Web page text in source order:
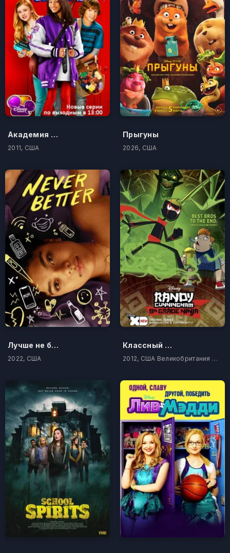
Академия новых талантов
2011, США
Прыгуны
2026, США
Лучше не бывает
2022, США
Классный ниндзя
2012, США Великобритания Ирландия